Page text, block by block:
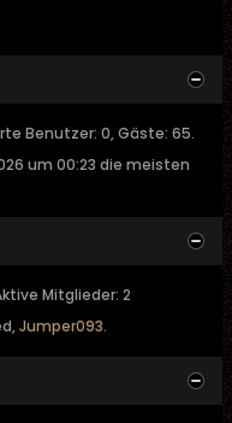
Benutzer: 0, Gäste: 65.
um 00:23 die meisten
Mitglieder: 2
Jumper093.